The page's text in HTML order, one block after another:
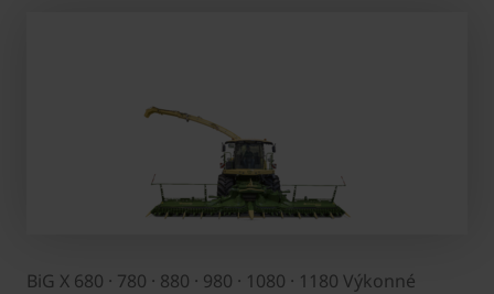
BiG X 680 · 780 · 880 · 980 · 1080 · 1180 Výkonné